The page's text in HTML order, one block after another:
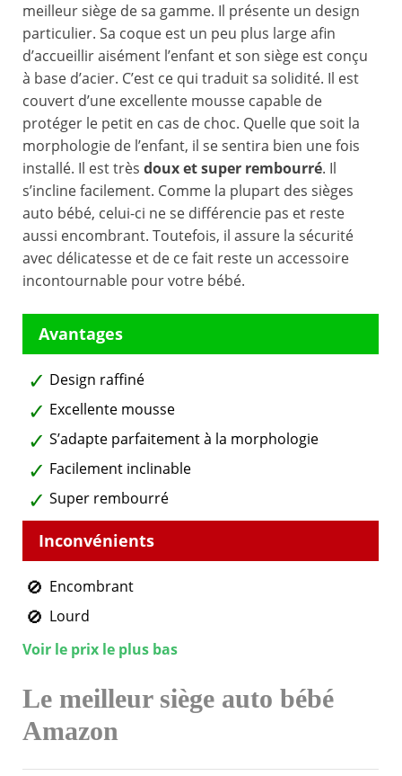
meilleur siège de sa gamme. Il présente un design
particulier. Sa coque est un peu plus large afin
d’accueillir aisément l’enfant et son siège est conçu
à base d’acier. C’est ce qui traduit sa solidité. Il est
couvert d’une excellente mousse capable de
protéger le petit en cas de choc. Quelle que soit la
morphologie de l’enfant, il se sentira bien une fois
installé. Il est très doux et super rembourré. Il
s’incline facilement. Comme la plupart des sièges
auto bébé, celui-ci ne se différencie pas et reste
aussi encombrant. Toutefois, il assure la sécurité
avec délicatesse et de ce fait reste un accessoire
incontournable pour votre bébé.
Design raffiné
Excellente mousse
S’adapte parfaitement à la morphologie
Facilement inclinable
Super rembourré
Encombrant
Lourd
Voir le prix le plus bas
Le meilleur siège auto bébé
Amazon